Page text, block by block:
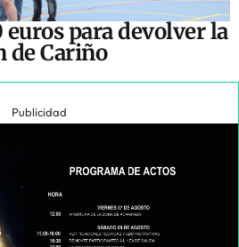
euros para devolver la
de Cariño
Publicidad